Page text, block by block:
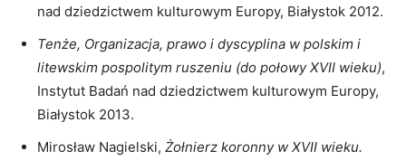
nad dziedzictwem kulturowym Europy, Białystok 2012.
Tenże, Organizacja, prawo i dyscyplina w polskim i
litewskim pospolitym ruszeniu (do połowy XVII wieku),
Instytut Badań nad dziedzictwem kulturowym Europy,
Białystok 2013.
Mirosław Nagielski, Żołnierz koronny w XVII wieku.